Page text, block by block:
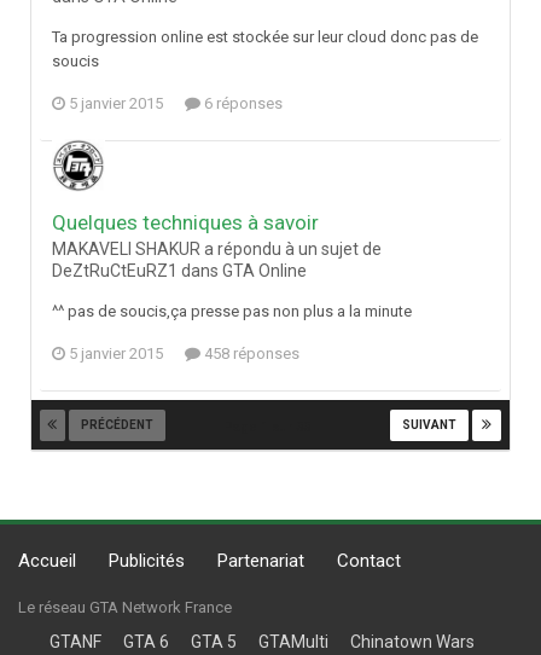
Ta progression online est stockée sur leur cloud donc pas de
soucis
5 janvier 2015 6 réponses
Quelques techniques à savoir
MAKAVELI SHAKUR a répondu à un sujet de
DeZtRuCtEuRZ1 dans GTA Online
^^ pas de soucis,ça presse pas non plus a la minute
5 janvier 2015 458 réponses
PRÉCÉDENT SUIVANT
Accueil Publicités Partenariat Contact
Le réseau GTA Network France
GTANF GTA 6 GTA 5 GTAMulti Chinatown Wars